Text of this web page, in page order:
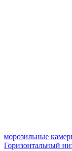
морозильные
Горизонтальный